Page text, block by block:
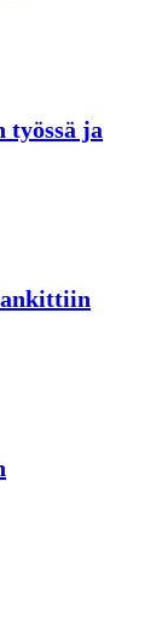
työssä ja